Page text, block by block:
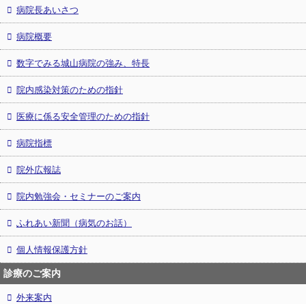
病院長あいさつ
病院概要
数字でみる城山病院の強み、特長
院内感染対策のための指針
医療に係る安全管理のための指針
病院指標
院外広報誌
院内勉強会・セミナーのご案内
ふれあい新聞（病気のお話）
個人情報保護方針
診療のご案内
外来案内